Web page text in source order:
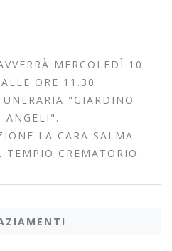
MERCOLEDÌ 10
ORE 11.30
"GIARDINO
ANGELI".
LA CARA SALMA
TEMPIO CREMATORIO.